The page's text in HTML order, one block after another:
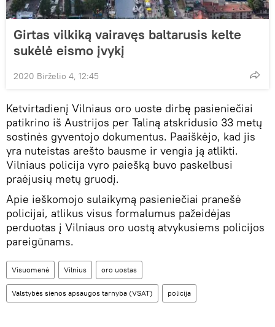
Girtas vilkiką vairavęs baltarusis kelte
sukėlė eismo įvykį
2020 Birželio 4, 12:45
Ketvirtadienį Vilniaus oro uoste dirbę pasieniečiai
patikrino iš Austrijos per Taliną atskridusio 33 metų
sostinės gyventojo dokumentus. Paaiškėjo, kad jis
yra nuteistas arešto bausme ir vengia ją atlikti.
Vilniaus policija vyro paiešką buvo paskelbusi
praėjusių metų gruodį.
Apie ieškomojo sulaikymą pasieniečiai pranešė
policijai, atlikus visus formalumus pažeidėjas
perduotas į Vilniaus oro uostą atvykusiems policijos
pareigūnams.
Visuomenė Vilnius oro uostas
Valstybės sienos apsaugos tarnyba (VSAT) policija